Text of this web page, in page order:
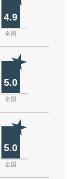
4.9
全国
5.0
全国
5.0
全国